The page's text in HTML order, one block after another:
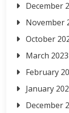
December
November
October
March 2023
February
January
December